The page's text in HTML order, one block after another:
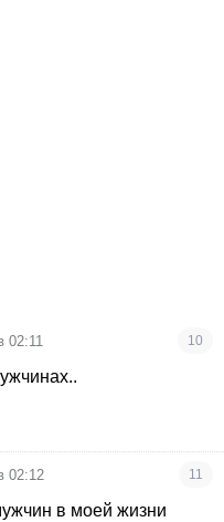
02:11 10
02:12 11
в моей жизни